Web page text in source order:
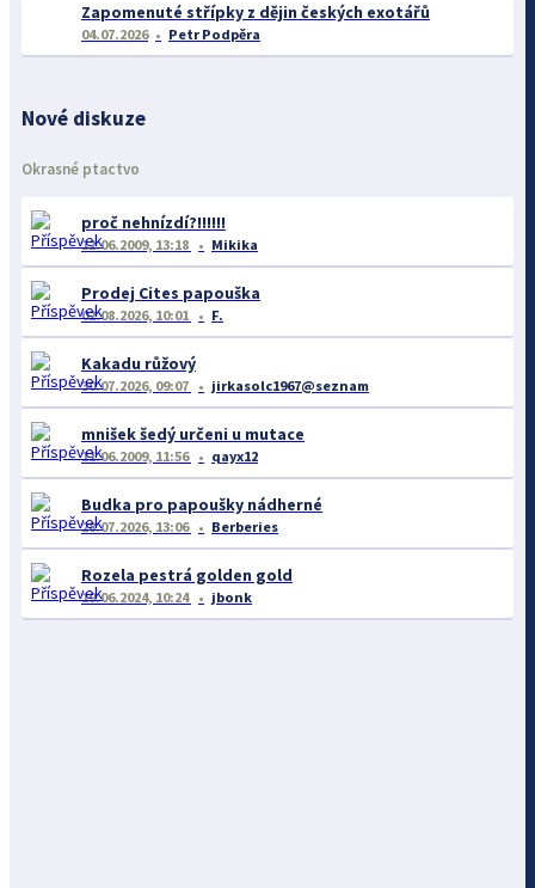
Zapomenuté střípky z dějin českých exotářů
04.07.2026 Petr Podpěra
Nové diskuze
Okrasné ptactvo
proč nehnízdí?!!!!!!
12.06.2009, 13:18 Mikika
Prodej Cites papouška
02.08.2026, 10:01 F.
Kakadu růžový
30.07.2026, 09:07 jirkasolc1967@seznam
mnišek šedý určeni u mutace
11.06.2009, 11:56 qayx12
Budka pro papoušky nádherné
28.07.2026, 13:06 Berberies
Rozela pestrá golden gold
19.06.2024, 10:24 jbonk